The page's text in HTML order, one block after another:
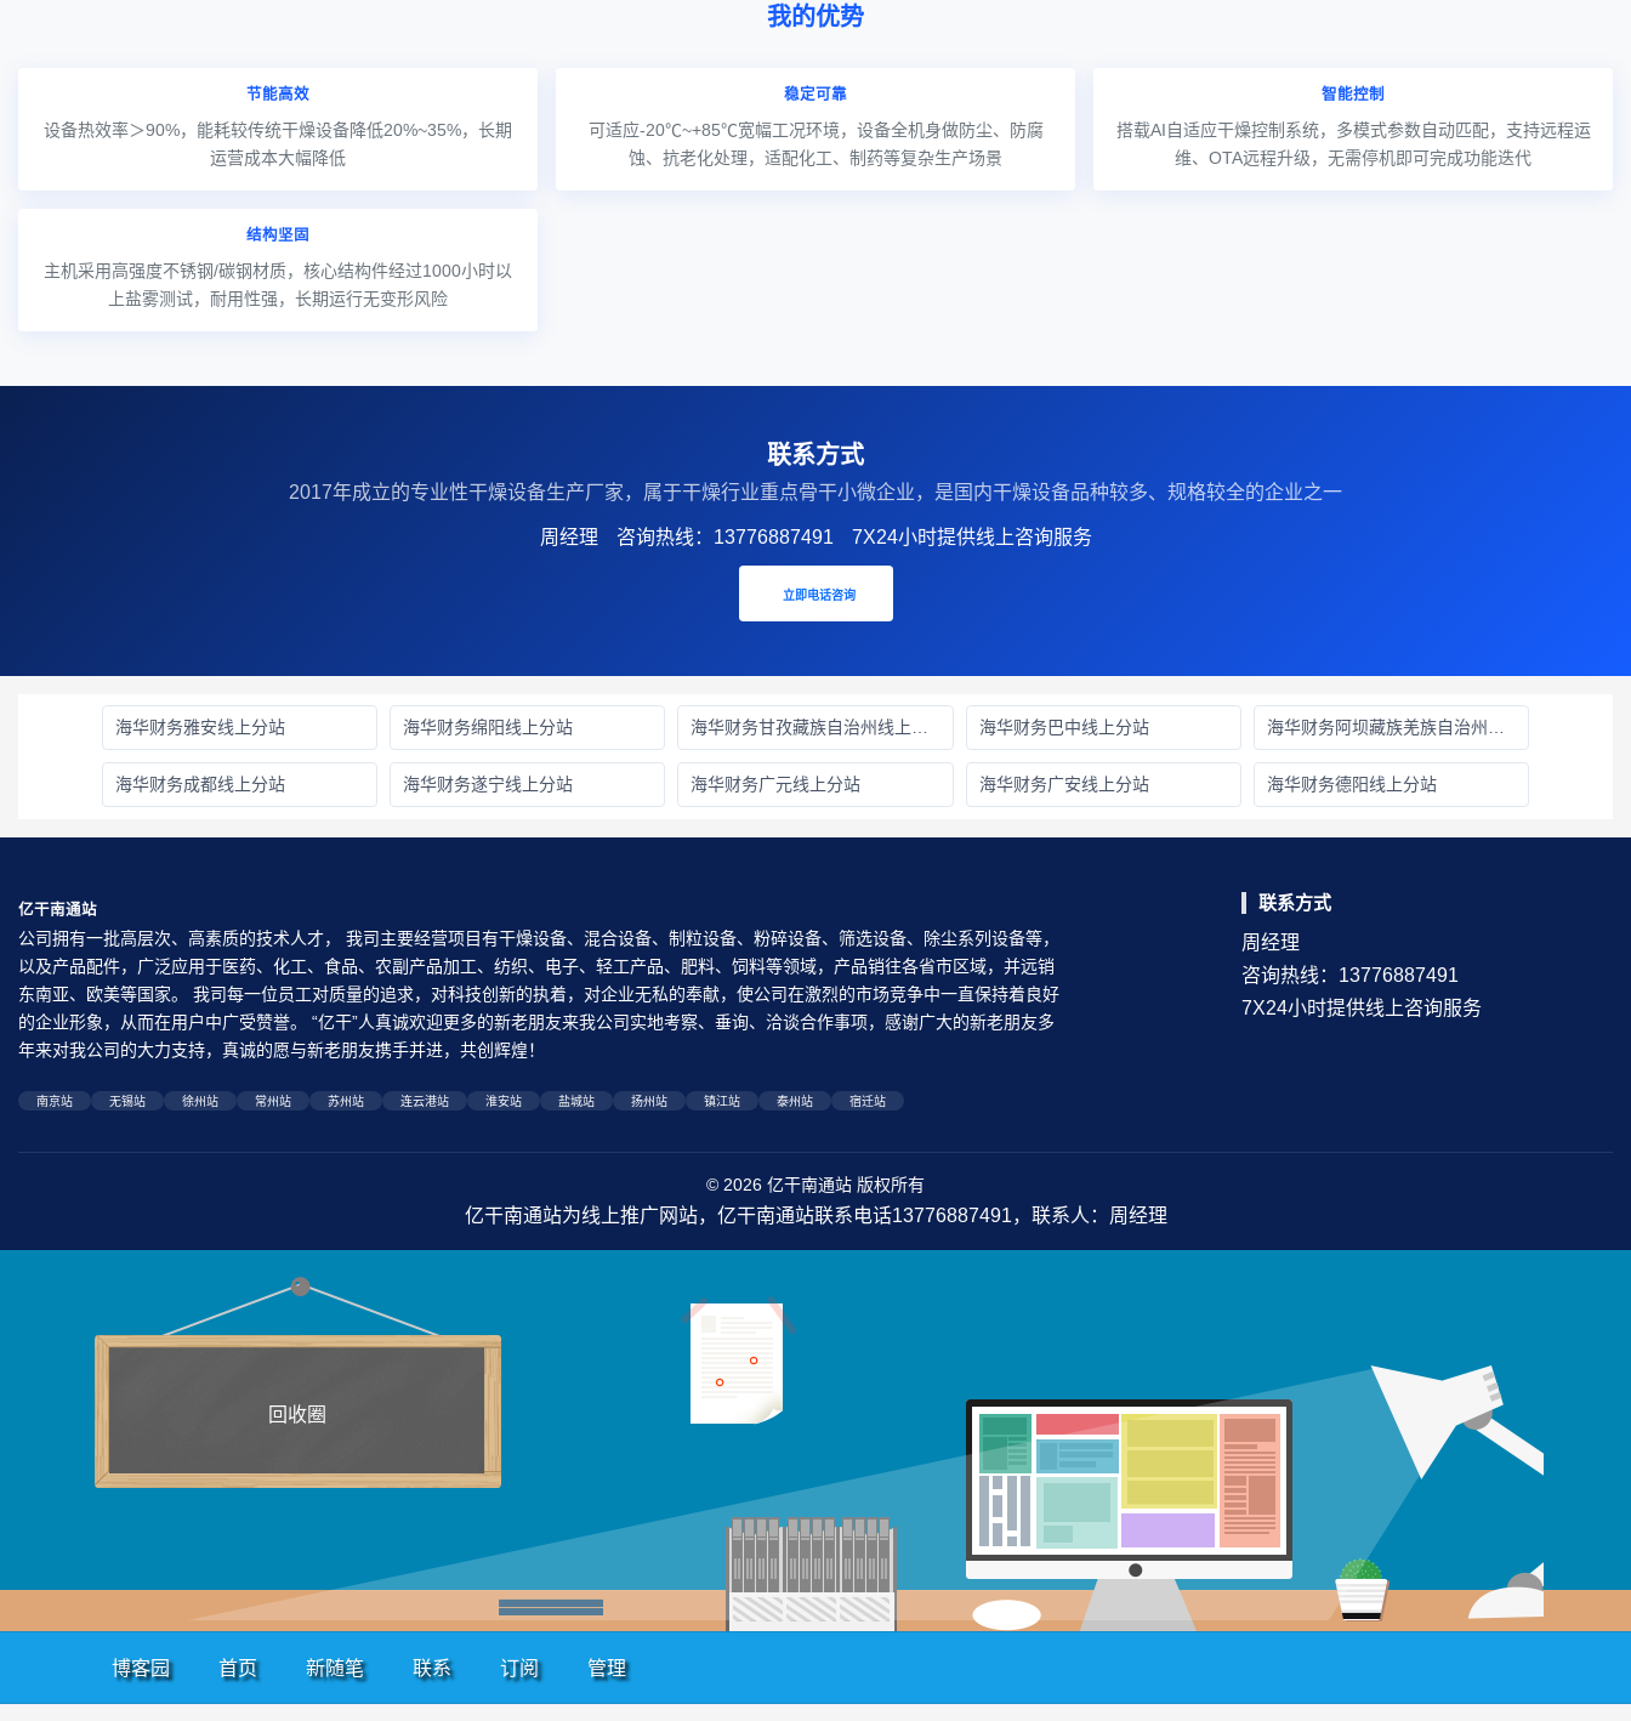
我的优势
节能高效
设备热效率＞90%，能耗较传统干燥设备降低20%~35%，长期
运营成本大幅降低
稳定可靠
可适应-20℃~+85℃宽幅工况环境，设备全机身做防尘、防腐
蚀、抗老化处理，适配化工、制药等复杂生产场景
智能控制
搭载AI自适应干燥控制系统，多模式参数自动匹配，支持远程运
维、OTA远程升级，无需停机即可完成功能迭代
结构坚固
主机采用高强度不锈钢/碳钢材质，核心结构件经过1000小时以
上盐雾测试，耐用性强，长期运行无变形风险
联系方式
2017年成立的‌专业性干燥设备生产厂家‌，属于干燥行业重点骨干小微企业，是国内干燥设备品种较多、规格较全的企业之一
周经理 咨询热线：13776887491 7X24小时提供线上咨询服务
立即电话咨询
海华财务雅安线上分站 海华财务绵阳线上分站 海华财务甘孜藏族自治州线上分站 海华财务巴中线上分站 海华财务阿坝藏族羌族自治州线上分站
海华财务成都线上分站 海华财务遂宁线上分站 海华财务广元线上分站 海华财务广安线上分站 海华财务德阳线上分站
亿干南通站
公司拥有一批高层次、高素质的技术人才， 我司主要经营项目有干燥设备、混合设备、制粒设备、粉碎设备、筛选设备、除尘系列设备等，
以及产品配件，广泛应用于医药、化工、食品、农副产品加工、纺织、电子、轻工产品、肥料、饲料等领域，产品销往各省市区域，并远销
东南亚、欧美等国家。 我司每一位员工对质量的追求，对科技创新的执着，对企业无私的奉献，使公司在激烈的市场竞争中一直保持着良好
的企业形象，从而在用户中广受赞誉。 “亿干”人真诚欢迎更多的新老朋友来我公司实地考察、垂询、洽谈合作事项，感谢广大的新老朋友多
年来对我公司的大力支持，真诚的愿与新老朋友携手并进，共创辉煌！
南京站 无锡站 徐州站 常州站 苏州站 连云港站 淮安站 盐城站 扬州站 镇江站 泰州站 宿迁站
联系方式
周经理
咨询热线：13776887491
7X24小时提供线上咨询服务
© 2026 亿干南通站 版权所有
亿干南通站为线上推广网站，亿干南通站联系电话13776887491，联系人：周经理
回收圈
博客园 首页 新随笔 联系 订阅 管理